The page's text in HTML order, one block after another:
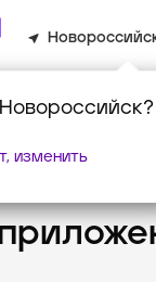
Новороссийск?
изменить
вопросы